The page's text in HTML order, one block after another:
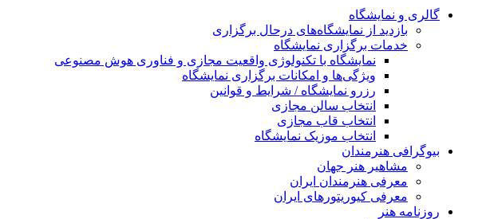
گالری و نمایشگاه
بازدید از نمایشگاه‌های درحال برگزاری
خدمات برگزاری نمایشگاه
نمایشگاه با تکنولوژی واقعیت مجازی و فناوری هوش مصنوعی
ویژگی‌ها و امکانات برگزاری نمایشگاه
رزرو نمایشگاه / شرایط و قوانین
انتخاب سالن مجازی
انتخاب قاب مجازی
انتخاب موزیک نمایشگاه
بیوگرافی هنرمندان
مشاهیر هنر جهان
معرفی هنرمندان ایران
معرفی کیوریتورهای ایران
روزنامه هنر